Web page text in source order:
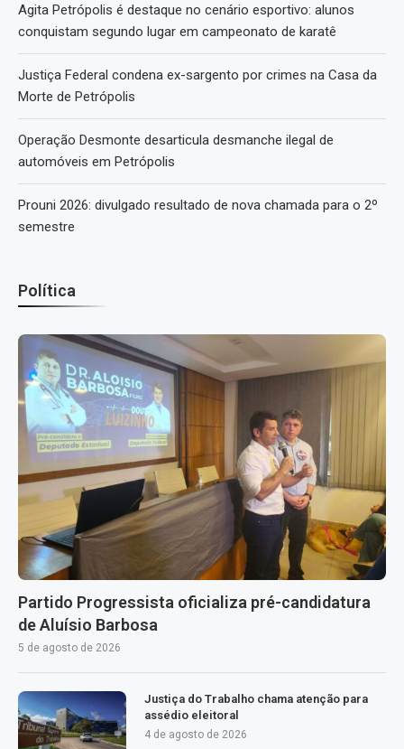
Agita Petrópolis é destaque no cenário esportivo: alunos
conquistam segundo lugar em campeonato de karatê
Justiça Federal condena ex-sargento por crimes na Casa da
Morte de Petrópolis
Operação Desmonte desarticula desmanche ilegal de
automóveis em Petrópolis
Prouni 2026: divulgado resultado de nova chamada para o 2º
semestre
Política
Partido Progressista oficializa pré-candidatura
de Aluísio Barbosa
5 de agosto de 2026
Justiça do Trabalho chama atenção para
assédio eleitoral
4 de agosto de 2026